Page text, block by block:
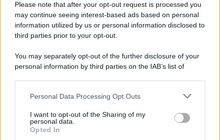
Please note that after your opt-out request is processed you
may continue seeing interest-based ads based on personal
information utilized by us or personal information disclosed to
third parties prior to your opt-out.
You may separately opt-out of the further disclosure of your
personal information by third parties on the IAB’s list of
This information may also be disclosed by us to third parties
disclose it to other third parties.
Personal Data Processing Opt Outs
I want to opt-out of the Sharing of my
personal data.
Opted In
ISCRIZIONE AL ROC N. 35792 – ISCRITTA ALL’ANSO
(ASSOCIAZIONE NAZIONALE STAMPA ONLINE)
PREFERENZE PRIVACY